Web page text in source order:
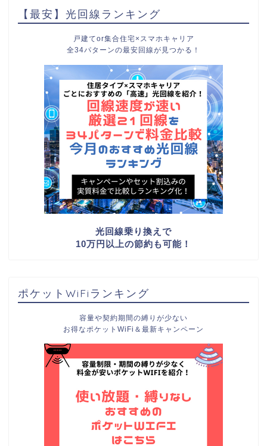
【最安】光回線ランキング
戸建てor集合住宅×スマホキャリア
全34パターンの最安回線が見つかる！
光回線乗り換えで
10万円以上の節約も可能！
ポケットWiFiランキング
容量や契約期間の縛りが少ない
お得なポケットWiFi＆最新キャンペーン